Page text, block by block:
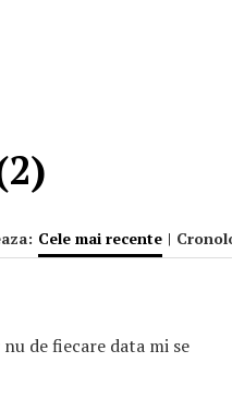
Cele mai recente |
de fiecare data mi se